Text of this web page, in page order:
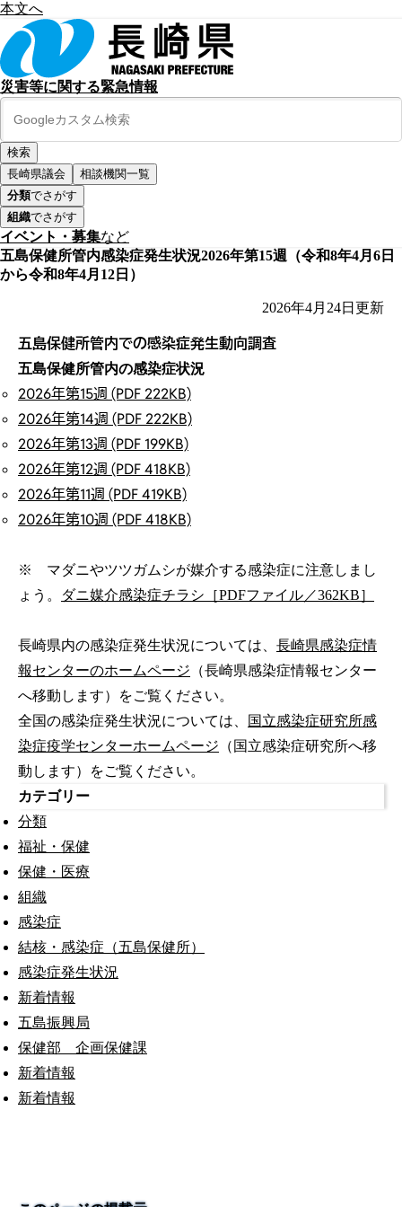
本文へ
災害等に関する緊急情報
長崎県議会
相談機関一覧
分類でさがす
組織でさがす
イベント・募集など
五島保健所管内感染症発生状況2026年第15週（令和8年4月6日
から令和8年4月12日）
2026年4月24日 更新
五島保健所管内での感染症発生動向調査
五島保健所管内の感染症状況
2026年第15週 (PDF 222KB)
2026年第14週 (PDF 222KB)
2026年第13週 (PDF 199KB)
2026年第12週 (PDF 418KB)
2026年第11週 (PDF 419KB)
2026年第10週 (PDF 418KB)
※ マダニやツツガムシが媒介する感染症に注意しまし
ょう。
ダニ媒介感染症チラシ［PDFファイル／362KB］
長崎県内の感染症発生状況については、 長崎県感染症情
報センターのホームページ （長崎県感染症情報センター
へ移動します）をご覧ください。
全国の感染症発生状況については、
国立感染症研究所感
染症疫学センターホームページ （国立感染症研究所へ移
動します）をご覧ください。
カテゴリー
分類
福祉・保健
保健・医療
組織
感染症
結核・感染症（五島保健所）
感染症発生状況
新着情報
五島振興局
保健部 企画保健課
新着情報
新着情報